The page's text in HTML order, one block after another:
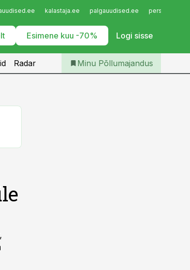
kalastaja.ee palgauudised.ee
Esimene kuu -70% Logi sisse
Iseteenindus
Telli Põllumajandus
Radar Minu Põllumajandus